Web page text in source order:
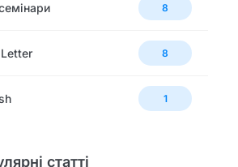
8
8
1
статті